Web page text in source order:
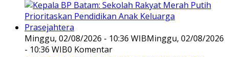
Minggu, 02/08/2026 - 10:36 WIBMinggu, 02/08/2026
- 10:36 WIB0 Komentar